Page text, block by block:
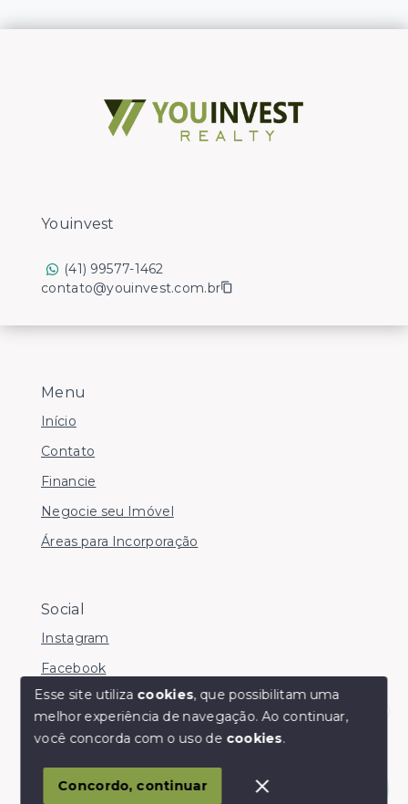
Olá! somos da Linkmob, como podemos ajudar?
Menu
Início
Contato
Financie
Negocie seu Imóvel
Áreas para Incorporação
Social
Instagram
Facebook
© Copyright 2026 - Youinvest - Todos os direitos
SITE PARA IMOBILIARIA
Youinvest
(41) 99577-1462
contato@youinvest.com.br
Esse site utiliza cookies, que possibilitam uma
melhor experiência de navegação.Ao continuar,
você concorda com o uso de cookies.
Concordo, continuar